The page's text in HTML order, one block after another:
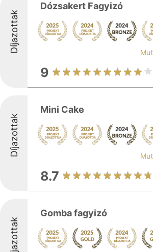
Díjazottak
Dózsakert Fagyizó
9
Díjazottak
Mini Cake
8.7
Díjazottak
Gomba fagyizó